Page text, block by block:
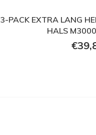
3-PACK EXTRA LANG
HALS